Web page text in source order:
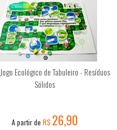
Jogo Ecológico de Tabuleiro - Resíduos
Sólidos
A partir de R$ 26,90